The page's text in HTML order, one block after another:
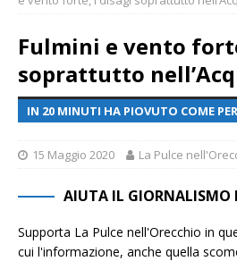
Fulmini e vento
soprattutto
IN 20 MINUTI HA PIOVUTO COME
15 Maggio 2020 La Pulce
AIUTA IL GIORNALISMO
Supporta La Pulce nell'Orecchio in
cui l'informazione, anche quella